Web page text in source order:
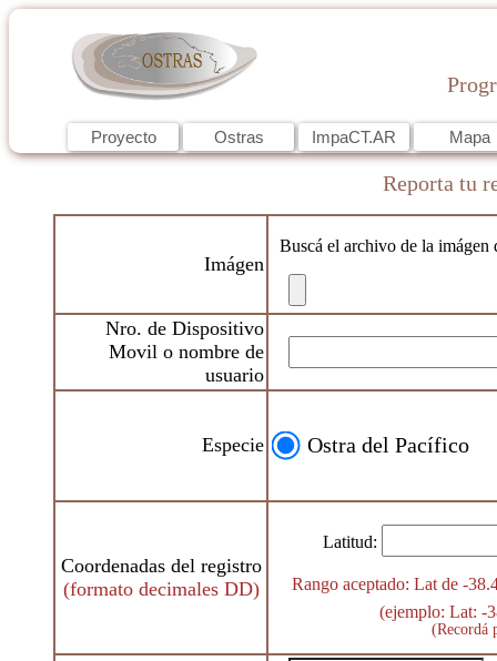
Reporta tu
Imágen
Buscá el archivo de la imágen
Nro. de Dispositivo
Movil o nombre de
usuario
Especie Ostra del Pacífico
Coordenadas del registro
(formato decimales DD)
Latitud:
Rango aceptado: Lat de -
(ejemplo: Lat:
(Recordá